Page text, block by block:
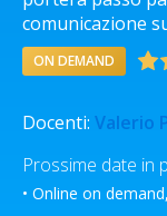
comunicazione
ON DEMAND
Docenti: Valerio
Prossime date in
• Online on